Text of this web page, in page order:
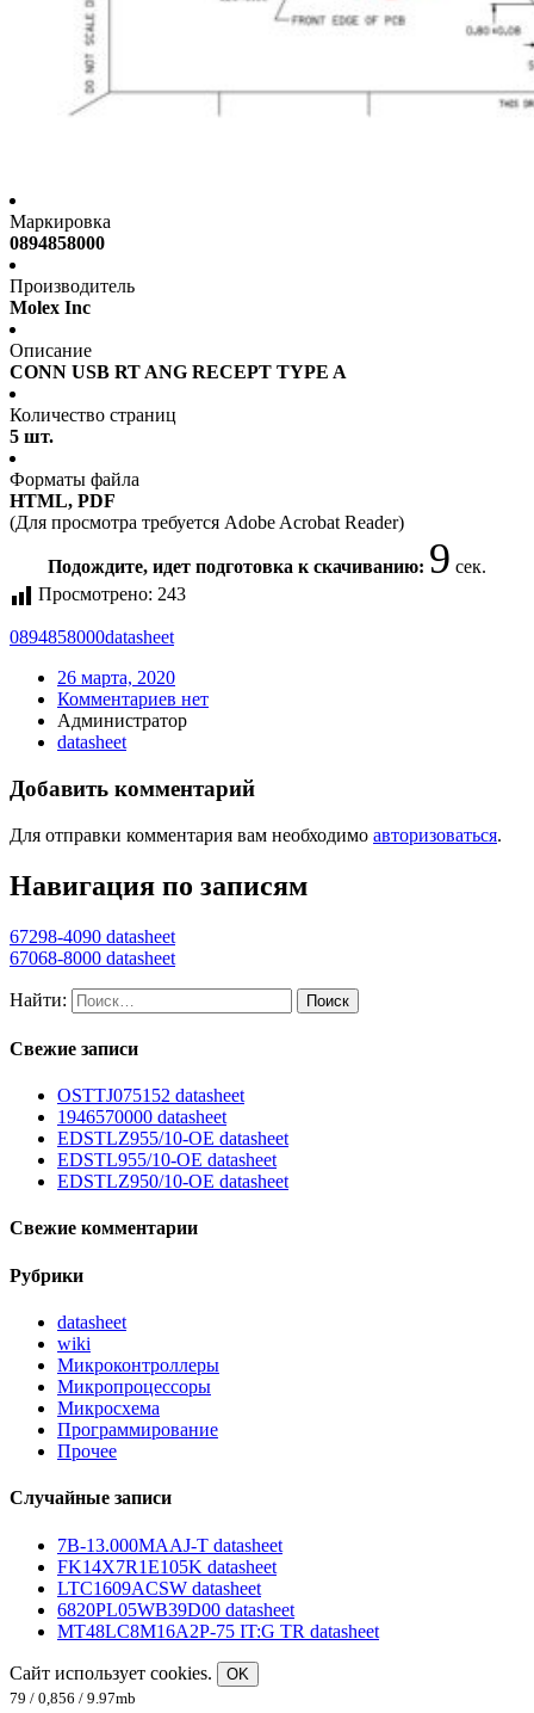
Маркировка
0894858000
Производитель
Molex Inc
Описание
CONN USB RT ANG RECEPT TYPE A
Количество страниц
5 шт.
Форматы файла
HTML, PDF
(Для просмотра требуется Adobe Acrobat Reader)
Подождите, идет подготовка к скачиванию: 9 сек.
Просмотрено: 243
0894858000datasheet
26 марта, 2020
Комментариев нет
Администратор
datasheet
Добавить комментарий
Для отправки комментария вам необходимо авторизоваться.
Навигация по записям
67298-4090 datasheet
67068-8000 datasheet
Найти:
Свежие записи
OSTTJ075152 datasheet
1946570000 datasheet
EDSTLZ955/10-OE datasheet
EDSTL955/10-OE datasheet
EDSTLZ950/10-OE datasheet
Свежие комментарии
Рубрики
datasheet
wiki
Микроконтроллеры
Микропроцессоры
Микросхема
Программирование
Прочее
Случайные записи
7B-13.000MAAJ-T datasheet
FK14X7R1E105K datasheet
LTC1609ACSW datasheet
6820PL05WB39D00 datasheet
MT48LC8M16A2P-75 IT:G TR datasheet
Сайт использует cookies.
OK
79 / 0,856 / 9.97mb